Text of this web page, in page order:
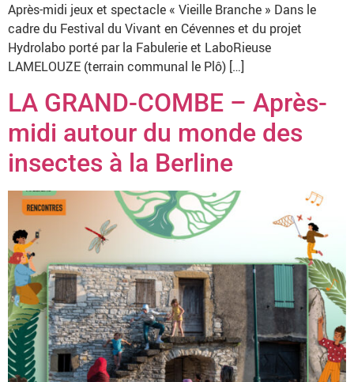
Après-midi jeux et spectacle « Vieille Branche » Dans le
cadre du Festival du Vivant en Cévennes et du projet
Hydrolabo porté par la Fabulerie et LaboRieuse
LAMELOUZE (terrain communal le Plô) […]
LA GRAND-COMBE – Après-
midi autour du monde des
insectes à la Berline